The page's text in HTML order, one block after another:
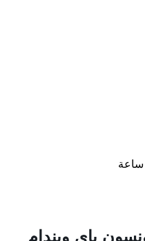
باي ويندام